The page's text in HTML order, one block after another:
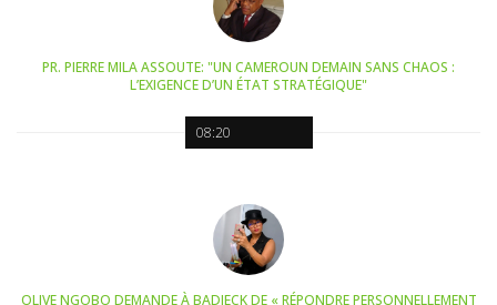
08:20
PR. PIERRE MILA ASSOUTE: "UN CAMEROUN DEMAIN SANS CHAOS :
L’EXIGENCE D’UN ÉTAT STRATÉGIQUE"
OLIVE NGOBO DEMANDE À BADJECK DE « RÉPONDRE PERSONNELLEMENT